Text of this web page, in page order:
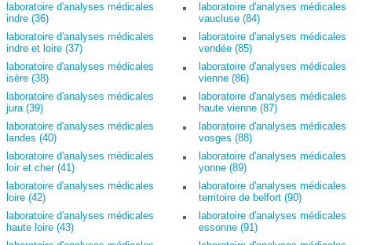
laboratoire d'analyses médicales
indre (36)
laboratoire d'analyses médicales
indre et loire (37)
laboratoire d'analyses médicales
isère (38)
laboratoire d'analyses médicales
jura (39)
laboratoire d'analyses médicales
landes (40)
laboratoire d'analyses médicales
loir et cher (41)
laboratoire d'analyses médicales
loire (42)
laboratoire d'analyses médicales
haute loire (43)
laboratoire d'analyses médicales
vaucluse (84)
laboratoire d'analyses médicales
vendée (85)
laboratoire d'analyses médicales
vienne (86)
laboratoire d'analyses médicales
haute vienne (87)
laboratoire d'analyses médicales
vosges (88)
laboratoire d'analyses médicales
yonne (89)
laboratoire d'analyses médicales
territoire de belfort (90)
laboratoire d'analyses médicales
essonne (91)